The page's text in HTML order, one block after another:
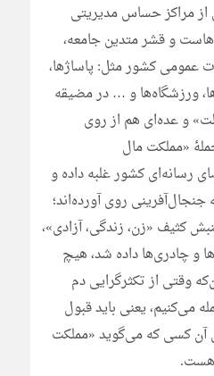
از مراکز حساس مدیریتی
و قشر متدین جامعه،
عمومی کشور مثل: پاساژها،
ورزشگاه‌ها و … در مضیقه
و عده‌ای هم از روی
«مملکت مال
رسانه‌ای کشور غلبه داده و
روی آورده‌اند؛
کثیف «زن، زندگی، آزادی»،
و چادری‌ها داده شد، هیچ
وقتی از تکثرگرایی دم
می‌کنیم، یعنی باید قبول
آن کسی که می‌گوید «مملکت
هست.